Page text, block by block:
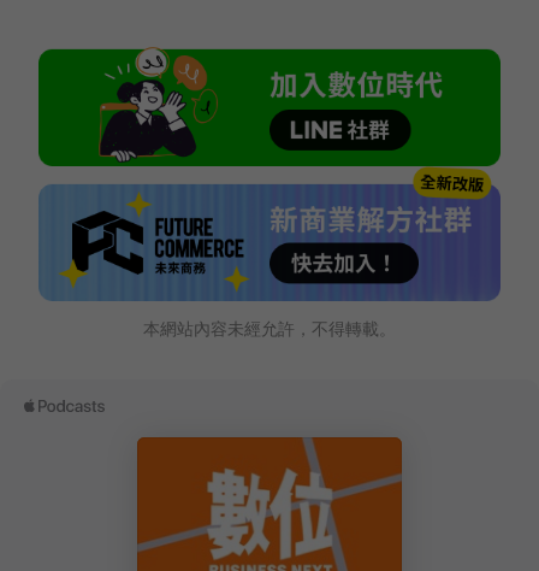
本網站內容未經允許，不得轉載。